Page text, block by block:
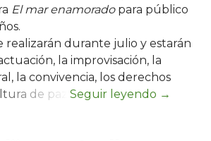
El mar enamoradopara público
realizarán durante julio y estarán
la improvisación, la
la convivencia, los derechos
de paz.